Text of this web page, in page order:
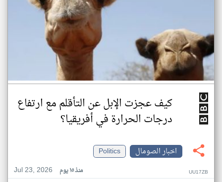
كيف عجزت الإبل عن التأقلم مع ارتفاع
درجات الحرارة في أفريقيا؟
اخبار الصومال
Politics
Jul 23, 2026
منذ ١٥ يوم UU17ZB